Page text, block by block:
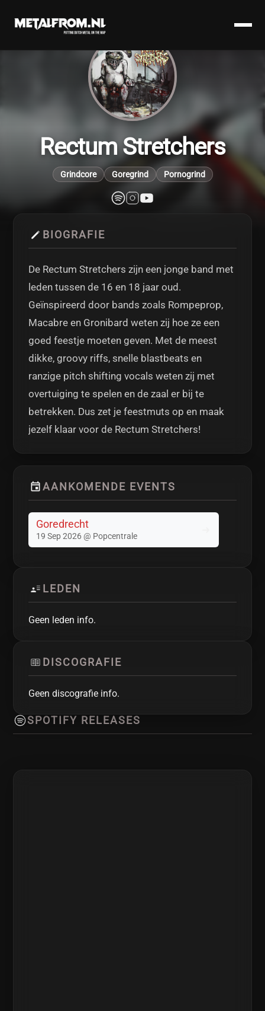
Rectum Stretchers
Grindcore Goregrind Pornogrind
BIOGRAFIE
De Rectum Stretchers zijn een jonge band met
leden tussen de 16 en 18 jaar oud.
Geïnspireerd door bands zoals Rompeprop,
Macabre en Gronibard weten zij hoe ze een
goed feestje moeten geven. Met de meest
dikke, groovy riffs, snelle blastbeats en
ranzige pitch shifting vocals weten zij met
overtuiging te spelen en de zaal er bij te
betrekken. Dus zet je feestmuts op en maak
jezelf klaar voor de Rectum Stretchers!
AANKOMENDE EVENTS
Goredrecht
19 Sep 2026 @ Popcentrale
LEDEN
Geen leden info.
DISCOGRAFIE
Geen discografie info.
SPOTIFY RELEASES